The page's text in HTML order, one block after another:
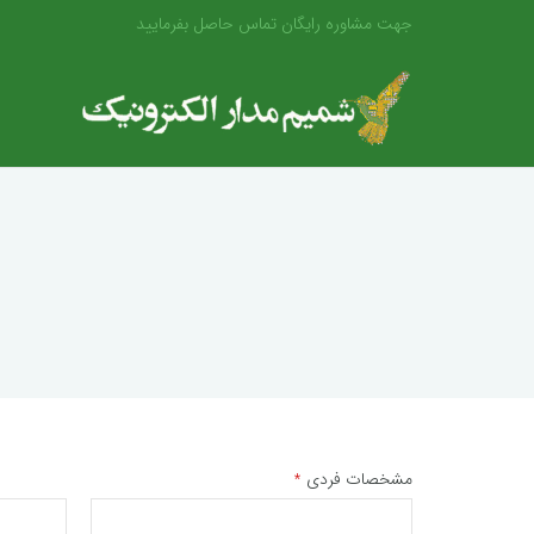
جهت مشاوره رایگان تماس حاصل بفرمایید
مشخصات فردی *